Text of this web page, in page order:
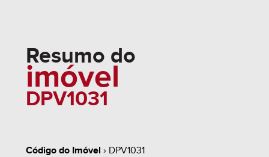
Resumo do
imóvel
DPV1031
Código do Imóvel › DPV1031